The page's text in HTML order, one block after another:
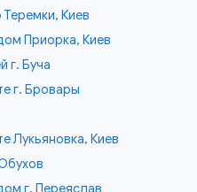
Киев
Приорка, Киев
г. Буча
г. Бровары
Лукьяновка, Киев
г. Переяслав